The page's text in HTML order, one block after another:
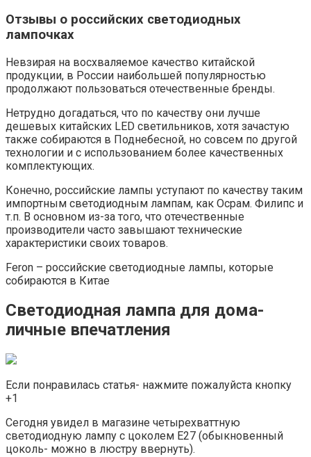
Отзывы о российских светодиодных
лампочках
Невзирая на восхваляемое качество китайской
продукции, в России наибольшей популярностью
продолжают пользоваться отечественные бренды.
Нетрудно догадаться, что по качеству они лучше
дешевых китайских LED светильников, хотя зачастую
также собираются в Поднебесной, но совсем по другой
технологии и с использованием более качественных
комплектующих.
Конечно, российские лампы уступают по качеству таким
импортным светодиодным лампам, как Осрам. Филипс и
т.п. В основном из-за того, что отечественные
производители часто завышают технические
характеристики своих товаров.
Feron – российские светодиодные лампы, которые
собираются в Китае
Светодиодная лампа для дома-
личные впечатления
Если понравилась статья- нажмите пожалуйста кнопку
+1
Сегодня увидел в магазине четырехваттную
светодиодную лампу с цоколем Е27 (обыкновенный
цоколь- можно в люстру ввернуть).